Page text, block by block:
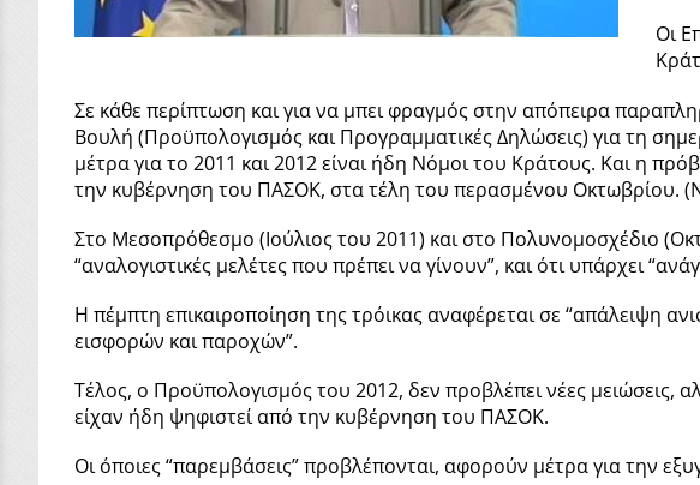
Οι
Σε κάθε περίπτωση και για να μπει φραγμός στην απόπειρα
Βουλή (Προϋπολογισμός και Προγραμματικές Δηλώσεις) για τη
μέτρα για το 2011 και 2012 είναι ήδη Νόμοι του Κράτους. Και η
την κυβέρνηση του ΠΑΣΟΚ, στα τέλη του περασμένου Οκτωβρίου.
Στο Μεσοπρόθεσμο (Ιούλιος του 2011) και στο Πολυνομοσχέδιο
“αναλογιστικές μελέτες που πρέπει να γίνουν”, και ότι υπάρχει
Η πέμπτη επικαιροποίηση της τρόικας αναφέρεται σε “απάλειψη
εισφορών και παροχών”.
Τέλος, ο Προϋπολογισμός του 2012, δεν προβλέπει νέες μειώσεις,
είχαν ήδη ψηφιστεί από την κυβέρνηση του ΠΑΣΟΚ.
Οι όποιες “παρεμβάσεις” προβλέπονται, αφορούν μέτρα για την